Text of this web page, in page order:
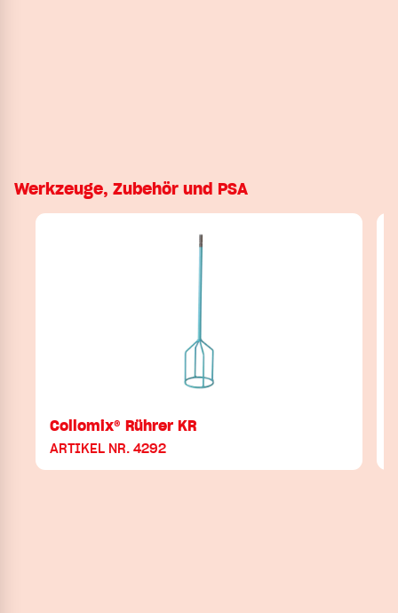
Werkzeuge, Zubehör und PSA
Collomix® Rührer KR
ARTIKEL NR. 4292